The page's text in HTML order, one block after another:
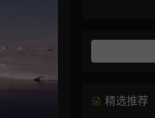
精选推荐